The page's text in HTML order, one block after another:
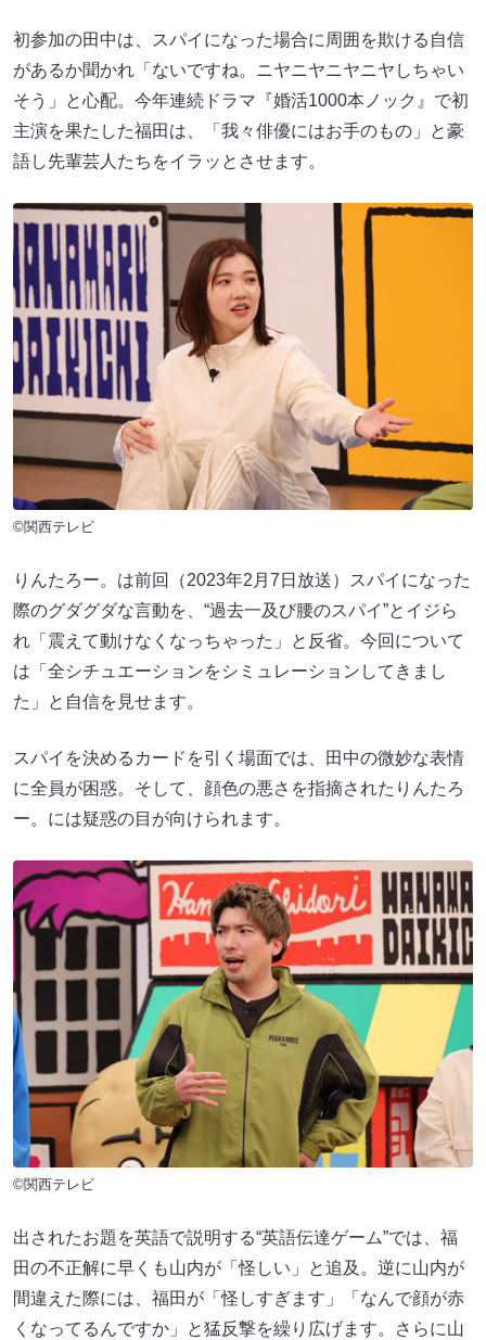
初参加の田中は、スパイになった場合に周囲を欺ける自信
があるか聞かれ「ないですね。ニヤニヤニヤニヤしちゃい
そう」と心配。今年連続ドラマ『婚活1000本ノック』で初
主演を果たした福田は、「我々俳優にはお手のもの」と豪
語し先輩芸人たちをイラッとさせます。
©関西テレビ
りんたろー。は前回（2023年2月7日放送）スパイになった
際のグダグダな言動を、“過去一及び腰のスパイ”とイジら
れ「震えて動けなくなっちゃった」と反省。今回について
は「全シチュエーションをシミュレーションしてきまし
た」と自信を見せます。
スパイを決めるカードを引く場面では、田中の微妙な表情
に全員が困惑。そして、顔色の悪さを指摘されたりんたろ
ー。には疑惑の目が向けられます。
©関西テレビ
出されたお題を英語で説明する“英語伝達ゲーム”では、福
田の不正解に早くも山内が「怪しい」と追及。逆に山内が
間違えた際には、福田が「怪しすぎます」「なんで顔が赤
くなってるんですか」と猛反撃を繰り広げます。さらに山